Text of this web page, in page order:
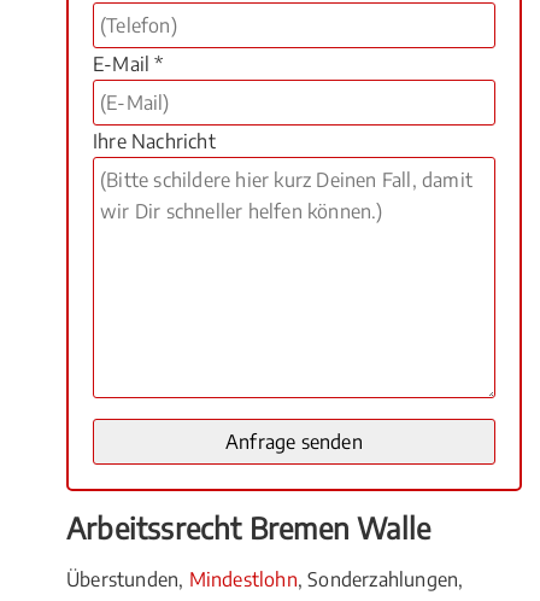
E-Mail *
Ihre Nachricht
Arbeitssrecht Bremen Walle
Überstunden, Mindestlohn, Sonderzahlungen,